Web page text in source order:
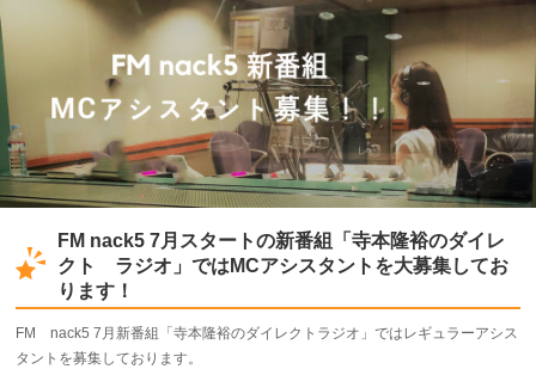
FM nack5 7月スタートの新番組「寺本隆裕のダイレ
クト ラジオ」ではMCアシスタントを大募集してお
ります！
FM nack5 7月新番組「寺本隆裕のダイレクトラジオ」ではレギュラーアシス
タントを募集しております。